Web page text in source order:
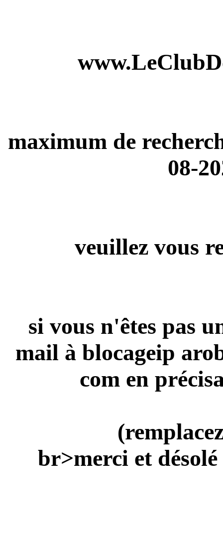
maximum de
08-
veuillez vous
si vous n'êtes pas
mail à blocageip
com en
br>merci et